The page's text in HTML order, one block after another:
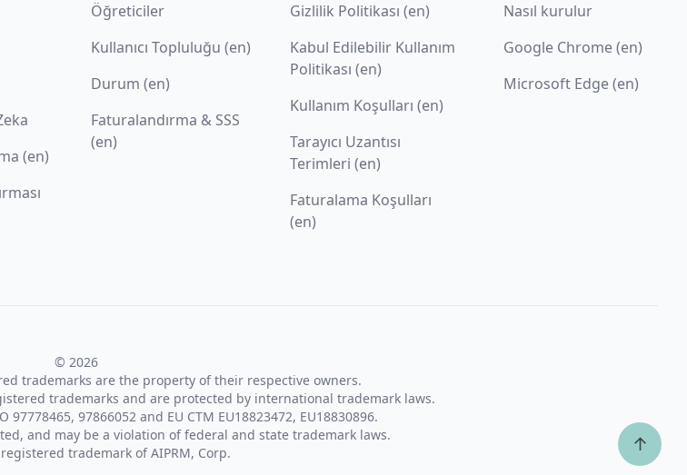
(en)
Öğreticiler
Kullanıcı Topluluğu (en)
Durum (en)
Faturalandırma & SSS
(en)
Gizlilik Politikası (en)
Kabul Edilebilir Kullanım
Politikası (en)
Kullanım Koşulları (en)
Tarayıcı Uzantısı
Terimleri (en)
Faturalama Koşulları
(en)
Nasıl kurulur
Google Chrome (en)
Microsoft Edge (en)
© 2026
trademarks are the property of their respective owners.
trademarks and are protected by international trademark laws.
97866052 and EU CTM EU18823472, EU18830896.
and may be a violation of federal and state trademark laws.
trademark of AIPRM, Corp.
↑